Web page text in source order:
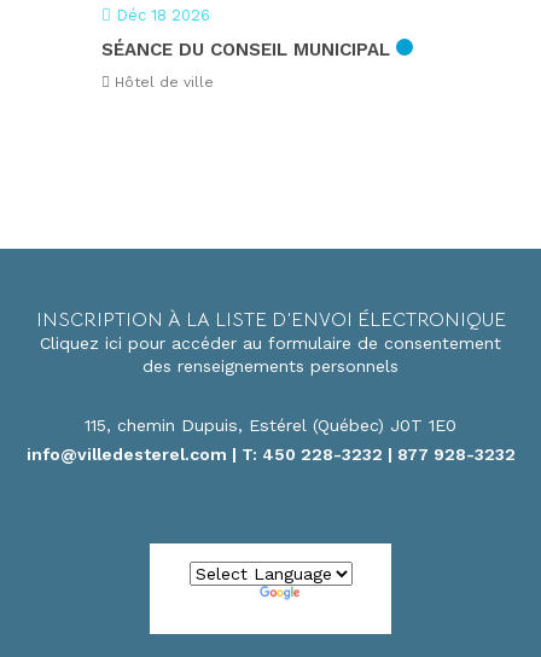
Déc 18 2026
SÉANCE DU CONSEIL MUNICIPAL
Hôtel de ville
INSCRIPTION À LA LISTE D’ENVOI ÉLECTRONIQUE
Cliquez ici pour accéder au formulaire de consentement
des renseignements personnels
115, chemin Dupuis, Estérel (Québec) J0T 1E0
info@villedesterel.com | T: 450 228-3232 | 877 928-3232